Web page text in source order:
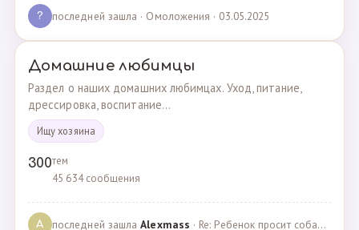
? последней зашла · Омоложения · 03.05.2025
Домашние любимцы
Раздел о наших домашних любимцах. Уход, питание,
дрессировка, воспитание...
Ищу хозяина
300тем
45 634 сообщения
A последней зашлаAlexmass · Re: Ребенок просит собаку, посоветуйте какую породу… · 30.03.2025